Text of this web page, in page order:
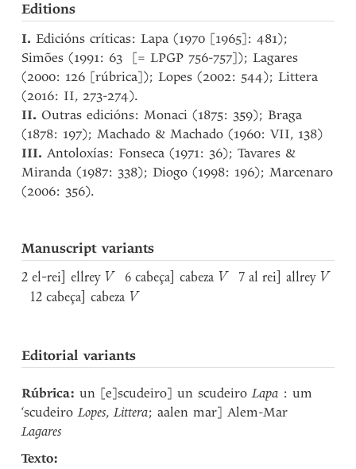
Editions
I. Edicións críticas: Lapa (1970 [1965]: 481);
Simões (1991: 63 [= LPGP 756-757]); Lagares
(2000: 126 [rúbrica]); Lopes (2002: 544); Littera
(2016: II, 273-274).
II. Outras edicións: Monaci (1875: 359); Braga
(1878: 197); Machado & Machado (1960: VII, 138)
III. Antoloxías: Fonseca (1971: 36); Tavares &
Miranda (1987: 338); Diogo (1998: 196); Marcenaro
(2006: 356).
Manuscript variants
2 el-rei] ellrey V 6 cabeça] cabeza V 7 al rei] allrey V
12 cabeça] cabeza V
Editorial variants
Rúbrica: un [e]scudeiro] un scudeiroLapa : um
‘scudeiroLopes,Littera; aalen mar] Alem-Mar
Lagares
Texto: